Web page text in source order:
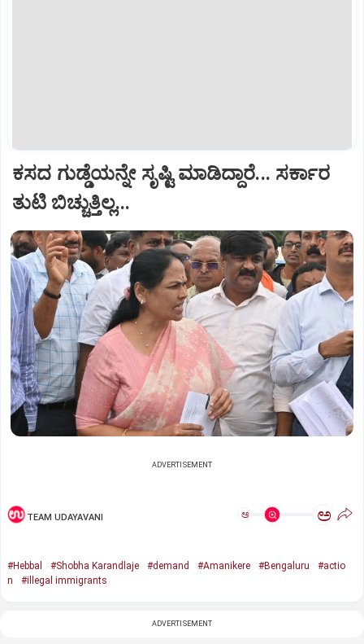
ಕಸದ ಗುಡ್ಡೆಯನ್ನೇ ಸೃಷ್ಟಿ ಮಾಡಿದ್ದಾರೆ... ಸರ್ಕಾರ
ತುಟಿ ಬಿಚ್ಚುತ್ತಿಲ್ಲ...
ADVERTISEMENT
TEAM UDAYAVANI ಅ ಅ
#Hebbal #Shobha Karandlaje #demand #Amanikere #Bengaluru
#actio
n
#illegal immigrants
ADVERTISEMENT